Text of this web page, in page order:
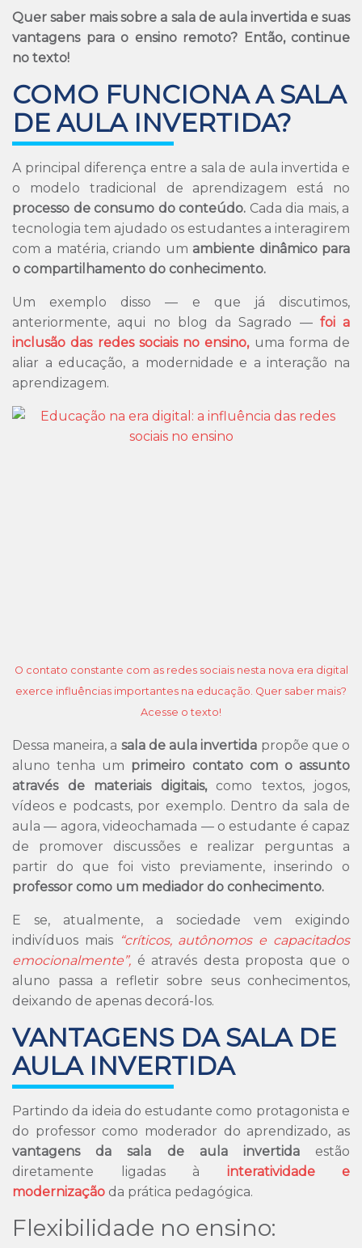
Quer saber mais sobre a sala de aula invertida e suas
vantagens para o ensino remoto? Então, continue
no texto!
COMO FUNCIONA A SALA
DE AULA INVERTIDA?
A principal diferença entre a sala de aula invertida e
o modelo tradicional de aprendizagem está no
processo de consumo do conteúdo. Cada dia mais, a
tecnologia tem ajudado os estudantes a interagirem
com a matéria, criando um ambiente dinâmico para
o compartilhamento do conhecimento.
Um exemplo disso — e que já discutimos,
anteriormente, aqui no blog da Sagrado — foi a
inclusão das redes sociais no ensino,uma forma de
aliar a educação, a modernidade e a interação na
aprendizagem.
O contato constante com as redes sociais nesta nova era digital
exerce influências importantes na educação. Quer saber mais?
Acesse o texto!
Dessa maneira, a sala de aula invertida propõe que o
aluno tenha um primeiro contato com o assunto
através de materiais digitais, como textos, jogos,
vídeos e podcasts, por exemplo. Dentro da sala de
aula — agora, videochamada — o estudante é capaz
de promover discussões e realizar perguntas a
partir do que foi visto previamente, inserindo o
professor como um mediador do conhecimento.
E se, atualmente, a sociedade vem exigindo
indivíduos mais “críticos, autônomos e capacitados
emocionalmente”, é através desta proposta que o
aluno passa a refletir sobre seus conhecimentos,
deixando de apenas decorá-los.
VANTAGENS DA SALA DE
AULA INVERTIDA
Partindo da ideia do estudante como protagonista e
do professor como moderador do aprendizado, as
vantagens da sala de aula invertidaestão
diretamente ligadas à interatividade e
modernização da prática pedagógica.
Flexibilidade no ensino: